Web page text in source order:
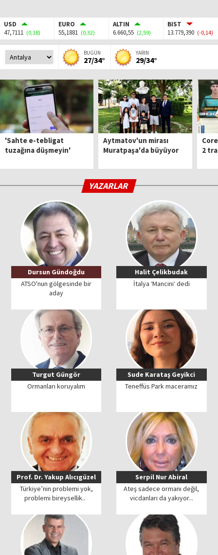
USD
47,7111 (0,18)
EURO
55,1881 (0,32)
ALTIN
6.660,55 (2,59)
BIST
13.779,390 (-0,14)
BUGÜN
27/34°
YARIN
29/34°
'Sahte e-tebligat
tuzağına düşmeyin'
Aytmatov'un mirası
Muratpaşa'da büyüyor
2
YAZARLAR
Dursun Gündoğdu
ATSO'nun gölgesinde bir
aday
Halit Çelikbudak
İtalya ‘Mancini‘ dedi
Turgut Güngör
Ormanları koruyalım
Sude Karataş Geyikci
Teneffüs Park maceramız
Prof. Dr. Yakup Alıcıgüzel
Türkiye’nin problemi yok,
problemi bireysellik..
Serpil Nur Abiral
Ateş sadece ormanı değil,
vicdanları da yakıyor...